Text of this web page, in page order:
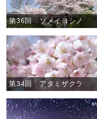
第36回 ソメイヨシノ
第34回 アタミザクラ